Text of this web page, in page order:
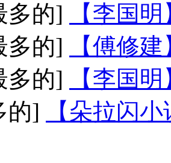
多的]
【李国
多的]
【傅修
多的]
【李国
的]
【朵拉闪